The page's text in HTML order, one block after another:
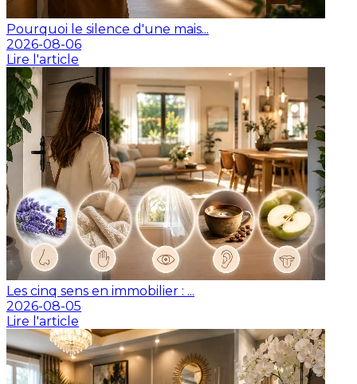
Pourquoi le silence d'une mais...
2026-08-06
Lire l'article
Les cinq sens en immobilier : ...
2026-08-05
Lire l'article